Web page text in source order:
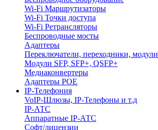
Wi-Fi Маршрутизаторы
Wi-Fi Точки доступа
Wi-Fi Ретрансляторы
Беспроводные мосты
Адаптеры
Переключатели, переходники, модули
Модули SFP, SFP+, QSFP+
Медиаконвертеры
Адаптеры POE
IP-Телефония
VoIP-Шлюзы, IP-Телефоны и т.д
IP-АТС
Аппаратные IP-АТС
Софт/лицензии